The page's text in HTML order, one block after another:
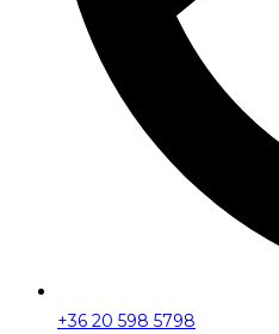
+36 20 598 5798